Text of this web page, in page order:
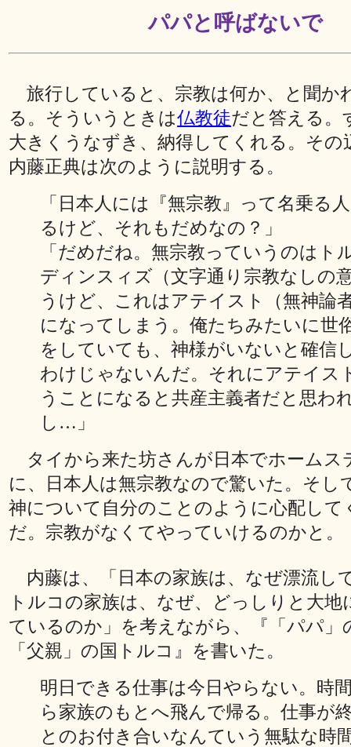
パパと呼ばないで
旅行していると、宗教は何か、と聞か
る。そういうときは仏教徒だと答える。
大きくうなずき、納得してくれる。その
内藤正典は次のように説明する。
「日本人には『無宗教』って名乗る
るけど、それもだめなの？」
「だめだね。無宗教っていうのはト
ディンスィズ（文字通り宗教なしの
うけど、これはアテイスト（無神論
になってしまう。俺たちみたいに世
をしていても、神様がいないと確信
わけじゃないんだ。それにアテイス
うことになると共産主義者だと思わ
し…」
タイから来た坊さんが日本でホームス
に、日本人は無宗教なので驚いた。そし
神について自分のことのように心配して
だ。宗教がなくてやっていけるのかと。
内藤は、「日本の家族は、なぜ漂流し
トルコの家族は、なぜ、どっしりと大地
ているのか」を考えながら、『「パパ」
「父親」の国トルコ』を書いた。
明日できる仕事は今日やらない。時
ら家族のもとへ飛んで帰る。仕事が
とのお付き合いなんていう無駄な時